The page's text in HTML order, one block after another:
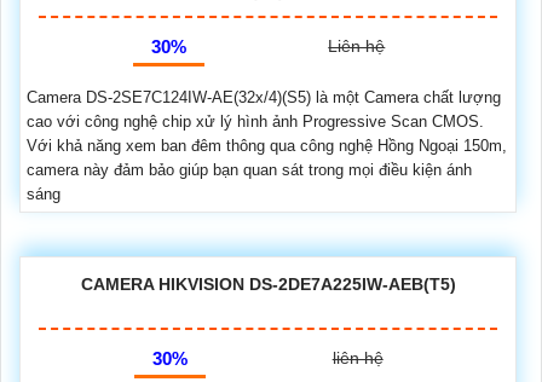
30% Liên hệ
Camera DS-2SE7C124IW-AE(32x/4)(S5) là một Camera chất lượng
cao với công nghệ chip xử lý hình ảnh Progressive Scan CMOS.
Với khả năng xem ban đêm thông qua công nghệ Hồng Ngoại 150m,
camera này đảm bảo giúp bạn quan sát trong mọi điều kiện ánh
sáng
CAMERA HIKVISION DS-2DE7A225IW-AEB(T5)
30% liên hệ